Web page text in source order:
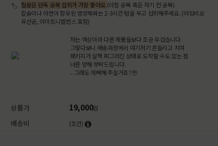
철분은 단독 공복 섭취가 가장 좋아요.(아침 공복 혹은 자기 전 공복)
칼슘이나 아연이 함유된 영양제와는 2-3시간 텀을 두고 섭취해주세요. (아임비오
유산균, 아이트니밸런스 포함)
저는 액상이라 다른 제품들보다 조금 무겁습니다.
그렇다보니 배송과정에서 여기저기 흔들리고 치여
패키지가 살짝 찌그러진 상태로 도착할 수도 있는 점
너른 양해 부탁드립니다.
...그래도 예뻐해 주실거죠?🥹
상품가 19,000원
배송비 (조건)